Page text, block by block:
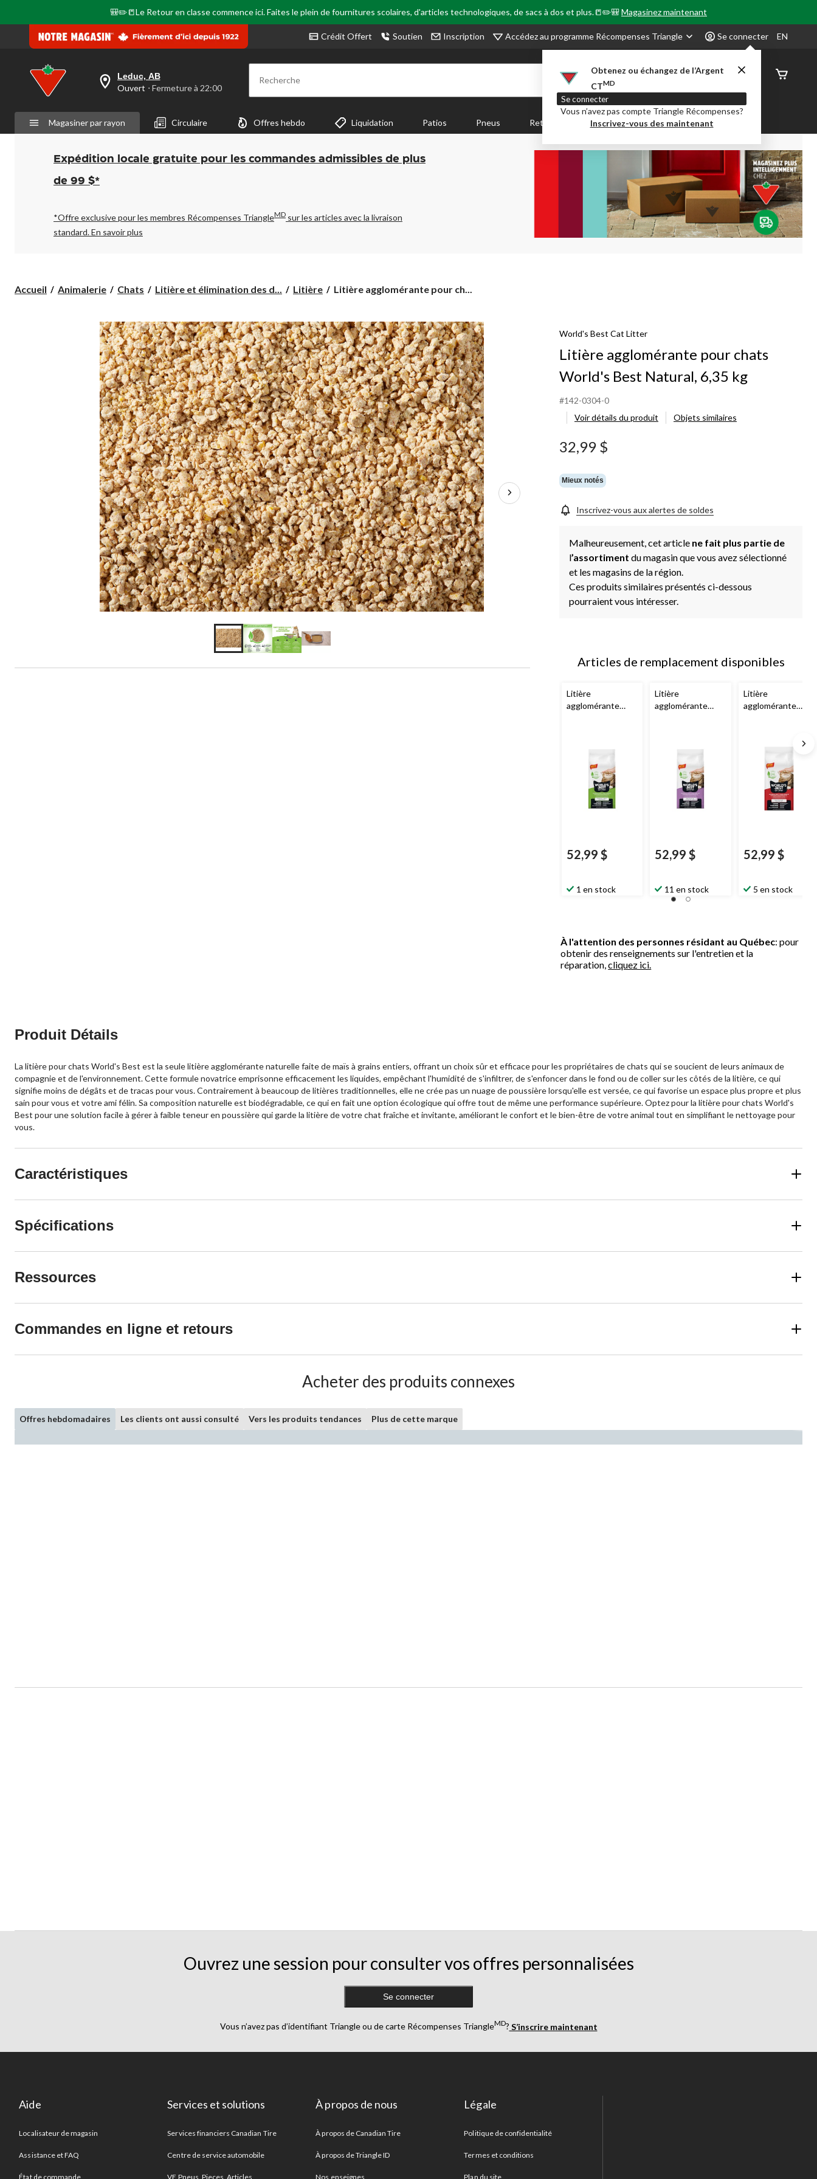
🎒✏️📒Le Retour en classe commence ici. Faites le plein de fournitures scolaires, d'articles technologiques, de sacs à dos et plus.📒✏️🎒Magasinez maintenant
Crédit Offert Soutien Inscription Accédez au programme Récompenses Triangle Se connecter
Obtenez ou échangez de l’Argent
CTMD
Se connecter
Vous n’avez pas compte Triangle Récompenses?
Inscrivez-vous des maintenant
EN
votre
est
Leduc,
AB,
Ouvert,
Fermeture
à
pour
changer
Leduc, AB
Ouvert ⋅ Fermeture à 22:00 Recherche
État de
Magasiner par rayon Circulaire Offres hebdo Liquidation Patios Pneus Retour en Classe Party City Centre-auto
Expédition locale gratuite pour les commandes admissibles de plus
de 99 $*
*Offre exclusive pour les membres Récompenses TriangleMD sur les articles avec la livraison
standard.En savoir plus
Accueil Animalerie Chats Litière et élimination des d... Litière
Litière
chats
World's
Best
Natural,
6,35
kg
Litière agglomérante pour ch...
World's Best Cat Litter
Litière agglomérante pour chats
World's Best Natural, 6,35 kg
#142-0304-0
Voir détails du produit
Objets similaires
32,99 $
Mieux notés
Inscrivez-vous aux alertes de soldes
Malheureusement, cet article ne fait plus partie de
l’assortiment du magasin que vous avez sélectionné
et les magasins de la région.
Ces produits similaires présentés ci-dessous
pourraient vous intéresser.
Articles de remplacement disponibles
Litière
agglomérante
52,99 $
1 en stock
Litière
agglomérante
52,99 $
11 en stock
Litière
agglomérante
52,99 $
5 en stock
À l'attention des personnes résidant au Québec: pour
obtenir des renseignements sur l'entretien et la
réparation,cliquez ici.
Produit Détails
La litière pour chats World's Best est la seule litière agglomérante naturelle faite de maïs à grains entiers, offrant un choix sûr et efficace pour les propriétaires de chats qui se soucient de leurs animaux de
compagnie et de l'environnement. Cette formule novatrice emprisonne efficacement les liquides, empêchant l'humidité de s'infiltrer, de s'enfoncer dans le fond ou de coller sur les côtés de la litière, ce qui
signifie moins de dégâts et de tracas pour vous. Contrairement à beaucoup de litières traditionnelles, elle ne crée pas un nuage de poussière lorsqu'elle est versée, ce qui favorise un espace plus propre et plus
sain pour vous et votre ami félin. Sa composition naturelle est biodégradable, ce qui en fait une option écologique qui offre tout de même une performance supérieure. Optez pour la litière pour chats World's
Best pour une solution facile à gérer à faible teneur en poussière qui garde la litière de votre chat fraîche et invitante, améliorant le confort et le bien-être de votre animal tout en simplifiant le nettoyage pour
vous.
Caractéristiques
Spécifications
Ressources
Commandes en ligne et retours
Acheter des produits connexes
Offres hebdomadaires Les clients ont aussi consulté Vers les produits tendances Plus de cette marque
Ouvrez une session pour consulter vos offres personnalisées
Se connecter
Vous n’avez pas d’identifiant Triangle ou de carte Récompenses TriangleMD? S’inscrire maintenant
Aide
Localisateur de magasin
Assistance et FAQ
État de commande
Services et solutions
Services financiers Canadian Tire
Centre de service automobile
VE Pneus, Pieces, Articles
À propos de nous
À propos de Canadian Tire
À propos de Triangle ID
Nos enseignes
Légale
Politique de confidentialité
Termes et conditions
Plan du site